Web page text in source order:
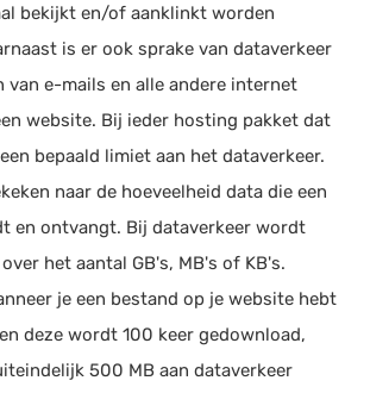
bekijkt en/of aanklinkt worden
is er ook sprake van dataverkeer
van e-mails en alle andere internet
website. Bij ieder hosting pakket dat
bepaald limiet aan het dataverkeer.
naar de hoeveelheid data die een
en ontvangt. Bij dataverkeer wordt
het aantal GB's, MB's of KB's.
je een bestand op je website hebt
deze wordt 100 keer gedownload,
500 MB aan dataverkeer